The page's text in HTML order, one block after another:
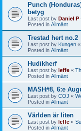
Punch
betyg
Last post by Daniel P
Posted in Allmänt
Trestad hert no.2
Last post by Kungen «
Posted in Allmänt
Hudikherf
Last post by leffe «
Posted in Allmänt
MASH#8, 6:e
Last post by COJ «
Posted in Allmänt
Världen är liten
Last post by leffe «
Posted in Allmänt